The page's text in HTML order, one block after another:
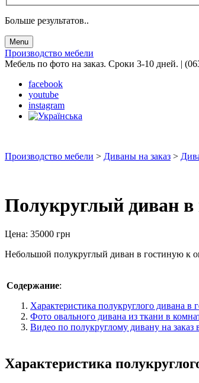
Больше результатов..
Menu
Производство мебели
Мебель по фото на заказ. Сроки 3-10 дней. |
facebook
youtube
instagram
Производство мебели > Диваны на заказ >
Полукруглый диван в
Цена: 35000 грн
Небольшой полукруглый диван в гостиную к
Содержание:
Характеристика полукруглого дивана в
Фото овального дивана из ткани в
Видео по полукруглому дивану на заказ
Характеристика